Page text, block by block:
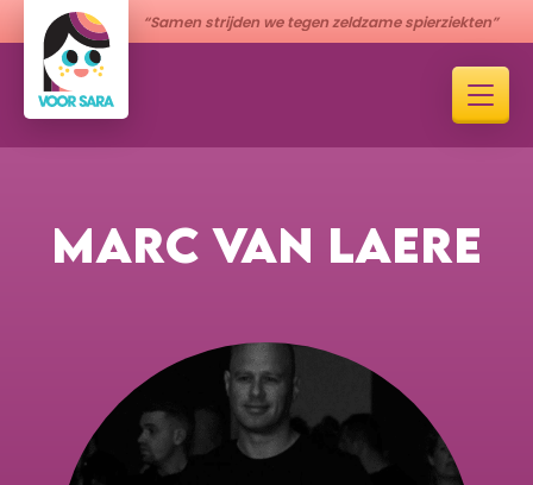
“Samen strijden we tegen zeldzame spierziekten”
MARC VAN LAERE